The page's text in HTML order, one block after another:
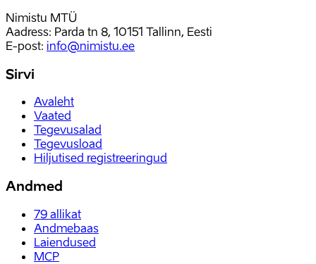
Nimistu MTÜ
Aadress: Parda tn 8, 10151 Tallinn, Eesti
E-post: info@nimistu.ee
Sirvi
Avaleht
Vaated
Tegevusalad
Tegevusload
Hiljutised registreeringud
Andmed
79 allikat
Andmebaas
Laiendused
MCP